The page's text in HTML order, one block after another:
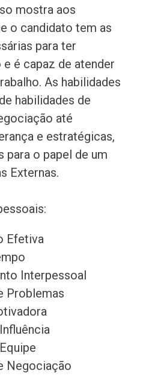
mostra aos
o candidato tem as
para ter
é capaz de atender
As habilidades
habilidades de
até
e estratégicas,
o papel de um
Externas.
Efetiva
Interpessoal
Problemas
Negociação